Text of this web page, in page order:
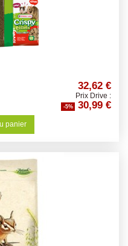
32,62 €
Prix Drive :
-5% 30,99 €
panier